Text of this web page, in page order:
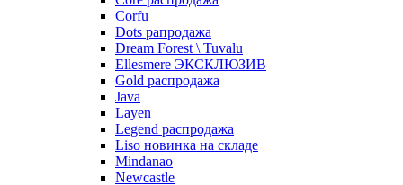
Corfu
Dots рапродажа
Dream Forest \ Tuvalu
Ellesmere ЭКСКЛЮЗИВ
Gold распродажа
Java
Layen
Legend распродажа
Liso новинка на складе
Mindanao
Newcastle